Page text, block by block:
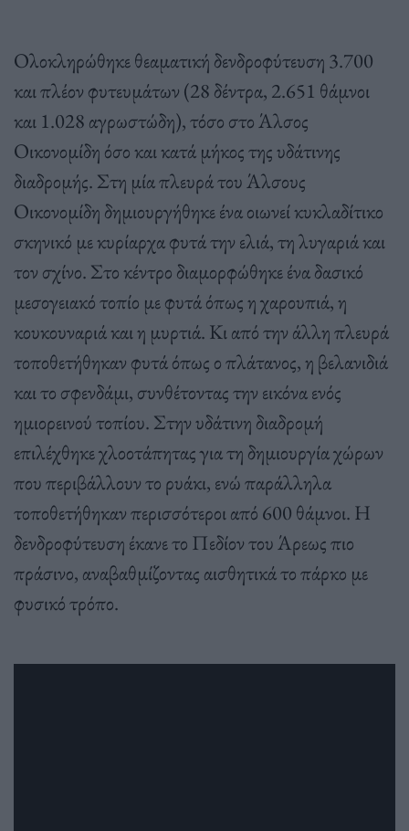
Ολοκληρώθηκε θεαματική δενδροφύτευση 3.700
και πλέον φυτευμάτων (28 δέντρα, 2.651 θάμνοι
και 1.028 αγρωστώδη), τόσο στο Άλσος
Οικονομίδη όσο και κατά μήκος της υδάτινης
διαδρομής. Στη μία πλευρά του Άλσους
Οικονομίδη δημιουργήθηκε ένα οιωνεί κυκλαδίτικο
σκηνικό με κυρίαρχα φυτά την ελιά, τη λυγαριά και
τον σχίνο. Στο κέντρο διαμορφώθηκε ένα δασικό
μεσογειακό τοπίο με φυτά όπως η χαρουπιά, η
κουκουναριά και η μυρτιά. Κι από την άλλη πλευρά
τοποθετήθηκαν φυτά όπως ο πλάτανος, η βελανιδιά
και το σφενδάμι, συνθέτοντας την εικόνα ενός
ημιορεινού τοπίου. Στην υδάτινη διαδρομή
επιλέχθηκε χλοοτάπητας για τη δημιουργία χώρων
που περιβάλλουν το ρυάκι, ενώ παράλληλα
τοποθετήθηκαν περισσότεροι από 600 θάμνοι. Η
δενδροφύτευση έκανε το Πεδίον του Άρεως πιο
πράσινο, αναβαθμίζοντας αισθητικά το πάρκο με
φυσικό τρόπο.